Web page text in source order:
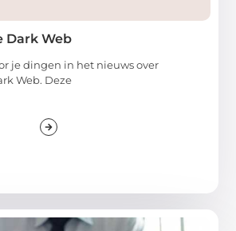
Dark Web
je dingen in het nieuws over
Web. Deze